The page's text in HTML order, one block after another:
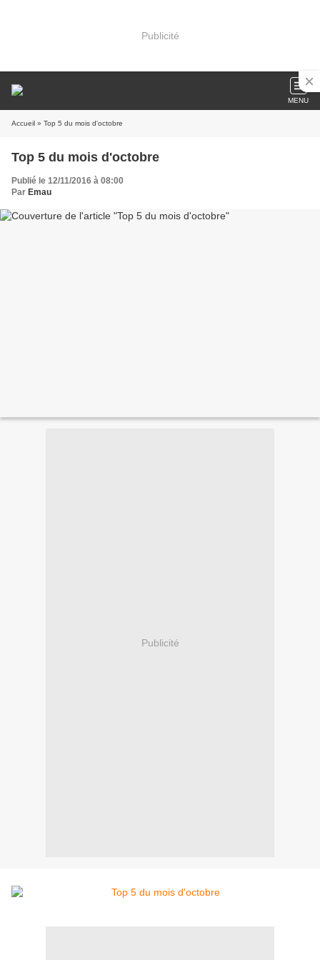
Publicité
MENU
Accueil » Top 5 du mois d'octobre
Top 5 du mois d'octobre
Publié le 12/11/2016 à 08:00
Par Emau
Publicité